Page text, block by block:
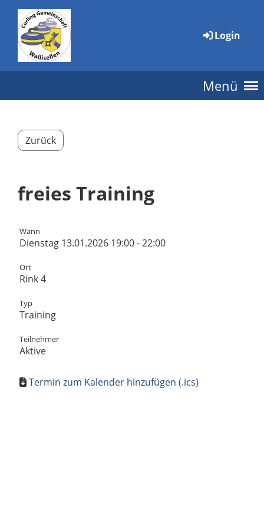
Login
Menü
Zurück
freies Training
Wann
Dienstag 13.01.2026 19:00 - 22:00
Ort
Rink 4
Typ
Training
Teilnehmer
Aktive
Termin zum Kalender hinzufügen (.ics)